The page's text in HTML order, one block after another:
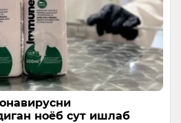
ноёб сут ишлаб